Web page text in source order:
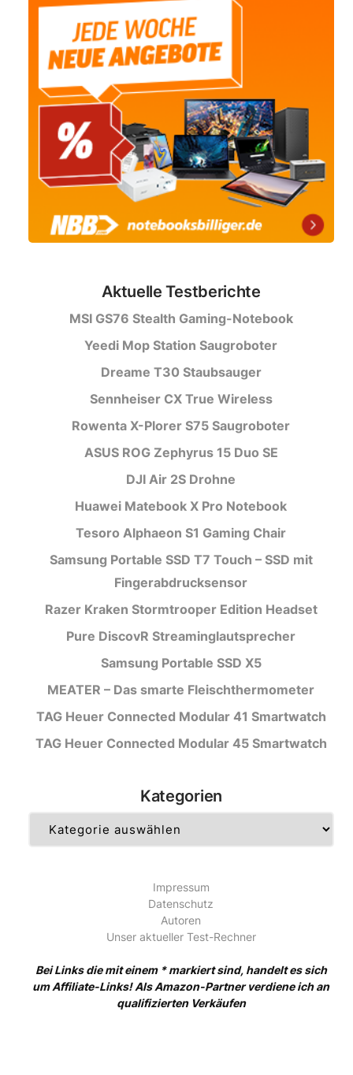
Aktuelle Testberichte
MSI GS76 Stealth Gaming-Notebook
Yeedi Mop Station Saugroboter
Dreame T30 Staubsauger
Sennheiser CX True Wireless
Rowenta X-Plorer S75 Saugroboter
ASUS ROG Zephyrus 15 Duo SE
DJI Air 2S Drohne
Huawei Matebook X Pro Notebook
Tesoro Alphaeon S1 Gaming Chair
Samsung Portable SSD T7 Touch – SSD mit
Fingerabdrucksensor
Razer Kraken Stormtrooper Edition Headset
Pure DiscovR Streaminglautsprecher
Samsung Portable SSD X5
MEATER – Das smarte Fleischthermometer
TAG Heuer Connected Modular 41 Smartwatch
TAG Heuer Connected Modular 45 Smartwatch
Kategorien
Impressum
Datenschutz
Autoren
Unser aktueller Test-Rechner
Bei Links die mit einem * markiert sind, handelt es sich
um Affiliate-Links! Als Amazon-Partner verdiene ich an
qualifizierten Verkäufen